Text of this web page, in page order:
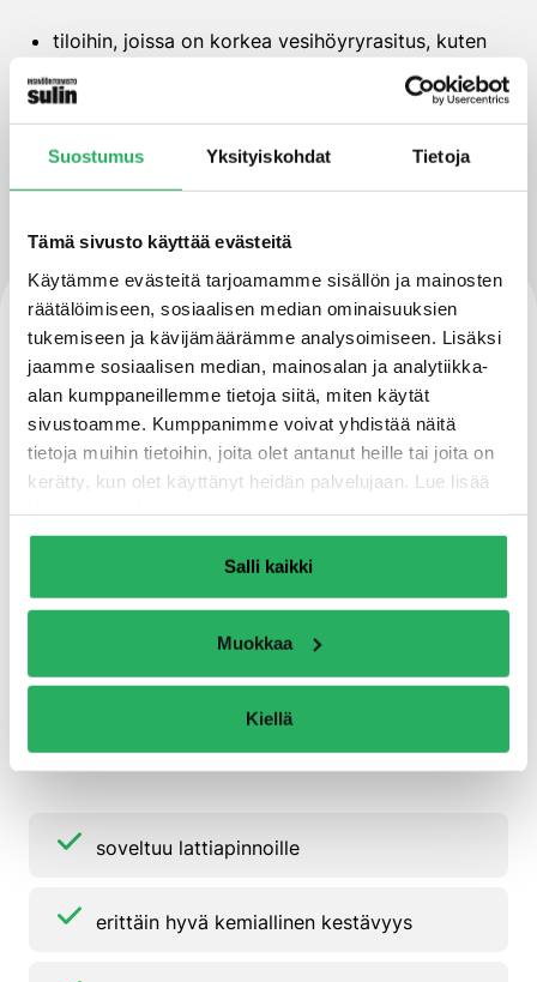
Suostumus Yksityiskohdat Tietoja
Tämä sivusto käyttää evästeitä
Käytämme evästeitä tarjoamamme sisällön ja mainosten
räätälöimiseen, sosiaalisen median ominaisuuksien
tukemiseen ja kävijämäärämme analysoimiseen. Lisäksi
jaamme sosiaalisen median, mainosalan ja analytiikka-
alan kumppaneillemme tietoja siitä, miten käytät
sivustoamme. Kumppanimme voivat yhdistää näitä
tietoja muihin tietoihin, joita olet antanut heille tai joita on
kerätty, kun olet käyttänyt heidän palvelujaan. Lue lisää
Salli kaikki
Muokkaa
Kiellä
tiloihin, joissa on korkea vesihöyryrasitus, kuten
sisä- ja ulkokäyttöön
Ominaisuudet
2-komponenttinen
reaktiohartsivedeneriste
liuotteeton, polyuretaani- ja
joustava ja halkeamia silloittava
voidaan sävyttää ASO-FP-väripastalla
soveltuu lattiapinnoille
erittäin hyvä kemiallinen kestävyys